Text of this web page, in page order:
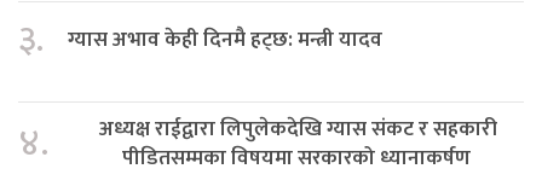
३. ग्यास अभाव केही दिनमै हट्छ: मन्त्री यादव
४.
अध्यक्ष राईद्वारा लिपुलेकदेखि ग्यास संकट र सहकारी
पीडितसम्मका विषयमा सरकारको ध्यानाकर्षण